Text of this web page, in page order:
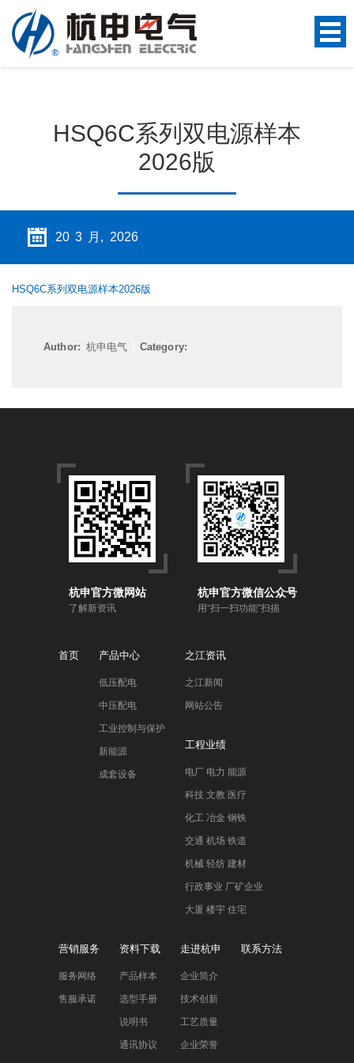
HSQ6C系列双电源样本
2026版
20 3 月, 2026
HSQ6C系列双电源样本2026版
Author: 杭申电气| Category:
杭申官方微网站
了解新资讯
杭申官方微信公众号
用“扫一扫功能”扫描
首页 产品中心
低压配电
中压配电
工业控制与保护
新能源
成套设备
之江资讯
之江新闻
网站公告
工程业绩
电厂 电力 能源
科技 文教 医疗
化工 冶金 钢铁
交通 机场 铁道
机械 轻纺 建材
行政事业 厂矿企业
大厦 楼宇 住宅
营销服务
服务网络
售服承诺
资料下载
产品样本
选型手册
说明书
通讯协议
走进杭申
企业简介
技术创新
工艺质量
企业荣誉
联系方法